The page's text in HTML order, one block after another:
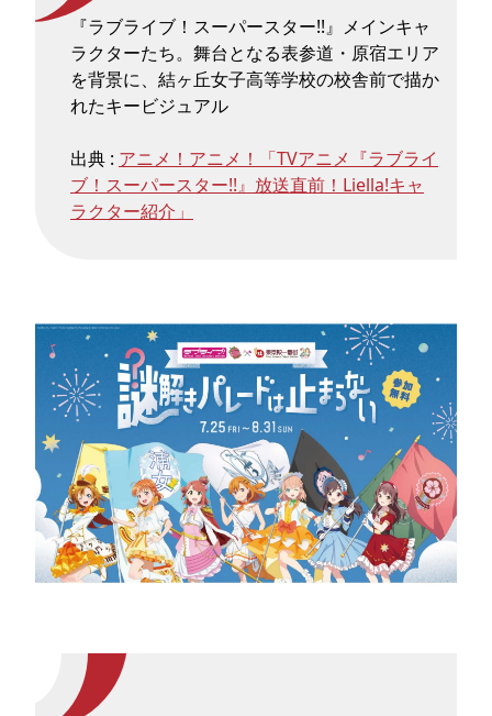
『ラブライブ！スーパースター!!』メインキャ
ラクターたち。舞台となる表参道・原宿エリア
を背景に、結ヶ丘女子高等学校の校舎前で描か
れたキービジュアル
出典 : アニメ！アニメ！「TVアニメ『ラブライ
ブ！スーパースター!!』放送直前！Liella!キャ
ラクター紹介」